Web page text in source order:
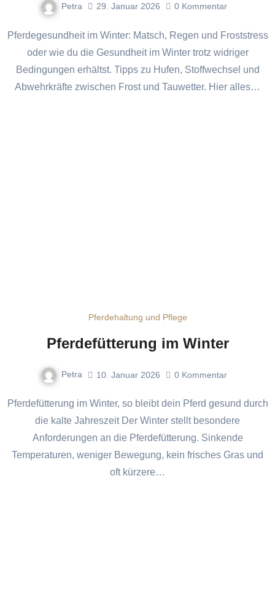
Petra 29. Januar 2026 0 Kommentar
Pferdegesundheit im Winter: Matsch, Regen und Froststress
oder wie du die Gesundheit im Winter trotz widriger
Bedingungen erhältst. Tipps zu Hufen, Stoffwechsel und
Abwehrkräfte zwischen Frost und Tauwetter. Hier alles…
Pferdehaltung und Pflege
Pferdefütterung im Winter
Petra 10. Januar 2026 0 Kommentar
Pferdefütterung im Winter, so bleibt dein Pferd gesund durch
die kalte Jahreszeit Der Winter stellt besondere
Anforderungen an die Pferdefütterung. Sinkende
Temperaturen, weniger Bewegung, kein frisches Gras und
oft kürzere…